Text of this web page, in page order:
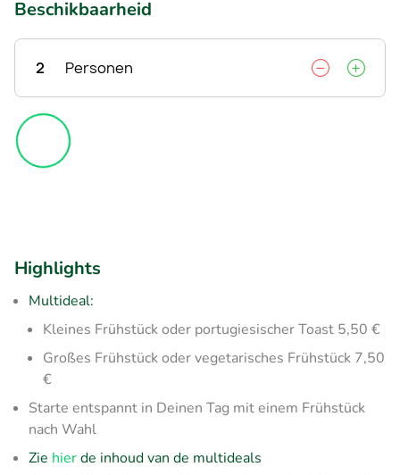
Beschikbaarheid
2 Personen
Highlights
Multideal:
Kleines Frühstück oder portugiesischer Toast 5,50 €
Großes Frühstück oder vegetarisches Frühstück 7,50
€
Starte entspannt in Deinen Tag mit einem Frühstück
nach Wahl
Zie hierde inhoud van de multideals